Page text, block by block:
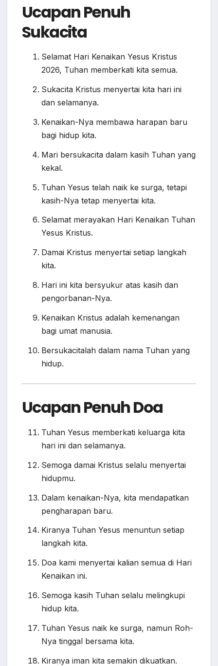
Ucapan Penuh
Sukacita
Selamat Hari Kenaikan Yesus Kristus
2026, Tuhan memberkati kita semua.
Sukacita Kristus menyertai kita hari ini
dan selamanya.
Kenaikan-Nya membawa harapan baru
bagi hidup kita.
Mari bersukacita dalam kasih Tuhan yang
kekal.
Tuhan Yesus telah naik ke surga, tetapi
kasih-Nya tetap menyertai kita.
Selamat merayakan Hari Kenaikan Tuhan
Yesus Kristus.
Damai Kristus menyertai setiap langkah
kita.
Hari ini kita bersyukur atas kasih dan
pengorbanan-Nya.
Kenaikan Kristus adalah kemenangan
bagi umat manusia.
Bersukacitalah dalam nama Tuhan yang
hidup.
Ucapan Penuh Doa
Tuhan Yesus memberkati keluarga kita
hari ini dan selamanya.
Semoga damai Kristus selalu menyertai
hidupmu.
Dalam kenaikan-Nya, kita mendapatkan
pengharapan baru.
Kiranya Tuhan Yesus menuntun setiap
langkah kita.
Doa kami menyertai kalian semua di Hari
Kenaikan ini.
Semoga kasih Tuhan selalu melingkupi
hidup kita.
Tuhan Yesus naik ke surga, namun Roh-
Nya tinggal bersama kita.
Kiranya iman kita semakin dikuatkan.